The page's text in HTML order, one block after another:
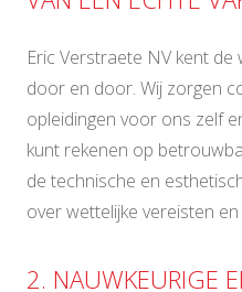
Eric Verstraete NV kent
door en door. Wij zorgen
opleidingen voor ons zelf
kunt rekenen op
de technische en
over wettelijke vereisten
2. NAUWKEURIGE